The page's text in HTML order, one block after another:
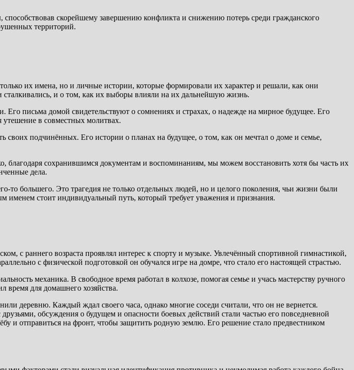
скорейшему завершению конфликта и снижению потерь среди гражданского
территорий.
их имена, но и личные истории, которые формировали их характер и решали, как они
и о том, как их выборы влияли на их дальнейшую жизнь.
письма домой свидетельствуют о сомнениях и страхах, о надежде на мирное будущее. Его
утешение в совместных молитвах.
подчинённых. Его истории о планах на будущее, о том, как он мечтал о доме и семье,
сохранившимся документам и воспоминаниям, мы можем восстановить хотя бы часть их
дела.
то большего. Это трагедия не только отдельных людей, но и целого поколения, чьи жизни были
стоит индивидуальный путь, который требует уважения и признания.
с раннего возраста проявлял интерес к спорту и музыке. Увлечённый спортивной гимнастикой,
с физической подготовкой он обучался игре на домре, что стало его настоящей страстью.
механика. В свободное время работал в колхозе, помогая семье и учась мастерству ручного
время для домашнего хозяйства.
деревню. Каждый ждал своего часа, однако многие соседи считали, что он не вернется.
обсуждения о будущем и опасности боевых действий стали частью его повседневной
и отправиться на фронт, чтобы защитить родную землю. Его решение стало предвестником